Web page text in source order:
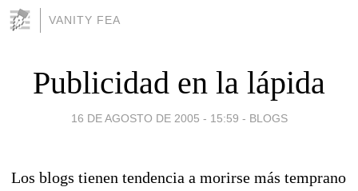
VANITY FEA
Publicidad en la lápida
16 DE AGOSTO DE 2005 - 15:59 - BLOGS
Los blogs tienen tendencia a morirse más temprano